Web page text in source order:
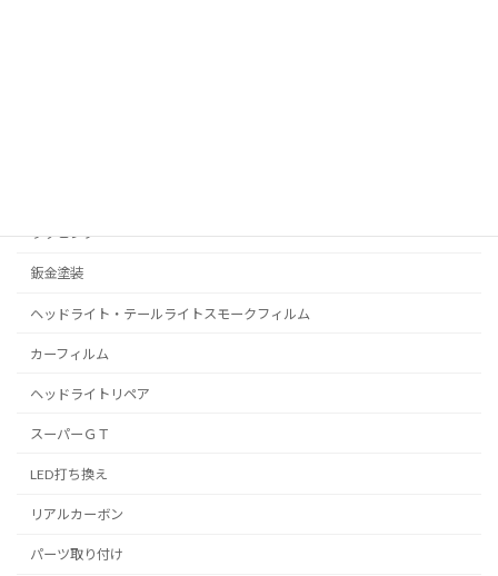
ラッピング
鈑金塗装
ヘッドライト・テールライトスモークフィルム
カーフィルム
ヘッドライトリペア
スーパーＧＴ
LED打ち換え
リアルカーボン
パーツ取り付け